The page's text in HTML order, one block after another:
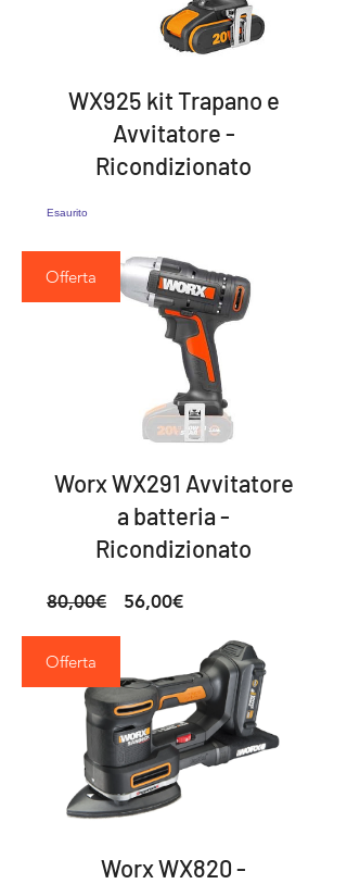
WX925 kit Trapano e
Avvitatore -
Ricondizionato
Esaurito
Offerta
Worx WX291 Avvitatore
a batteria -
Ricondizionato
80,00€
Prezzo
56,00€Prezzo
Offerta
Worx WX820 -